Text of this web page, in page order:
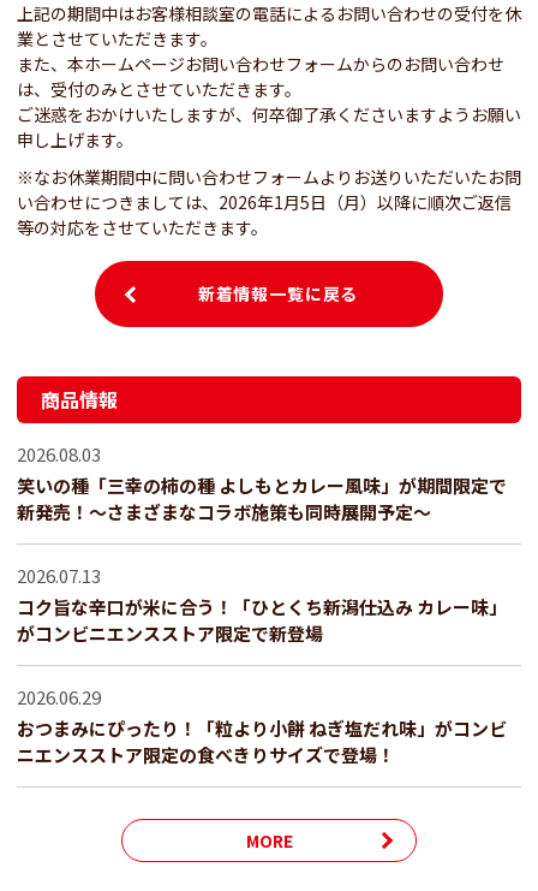
上記の期間中はお客様相談室の電話によるお問い合わせの受付を休
業とさせていただきます。
また、本ホームページお問い合わせフォームからのお問い合わせ
は、受付のみとさせていただきます。
ご迷惑をおかけいたしますが、何卒御了承くださいますようお願い
申し上げます。
※なお休業期間中に問い合わせフォームよりお送りいただいたお問
い合わせにつきましては、2026年1月5日（月）以降に順次ご返信
等の対応をさせていただきます。
新着情報一覧に戻る
商品情報
2026.08.03
笑いの種「三幸の柿の種 よしもとカレー風味」が期間限定で
新発売！～さまざまなコラボ施策も同時展開予定～
2026.07.13
コク旨な辛口が米に合う！「ひとくち新潟仕込み カレー味」
がコンビニエンスストア限定で新登場
2026.06.29
おつまみにぴったり！「粒より小餅 ねぎ塩だれ味」がコンビ
ニエンスストア限定の食べきりサイズで登場！
MORE